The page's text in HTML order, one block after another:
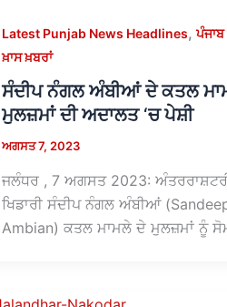
Latest Punjab News Headlines,ਪੰਜਾਬ
ਖ਼ਾਸ ਖ਼ਬਰਾਂ
ਸੰਦੀਪ ਨੰਗਲ ਅੰਬੀਆਂ ਦੇ ਕਤਲ
ਮੁਲਜ਼ਮਾਂ ਦੀ ਅਦਾਲਤ ‘ਚ ਪੇਸ਼ੀ
ਅਗਸਤ 7, 2023
ਜਲੰਧਰ , 7 ਅਗਸਤ 2023:
ਖਿਡਾਰੀ ਸੰਦੀਪ ਨੰਗਲ ਅੰਬੀਆਂ
Ambian) ਕਤਲ ਮਾਮਲੇ ਦੇ ਮੁਲਜ਼ਮਾਂ ਨੂੰ